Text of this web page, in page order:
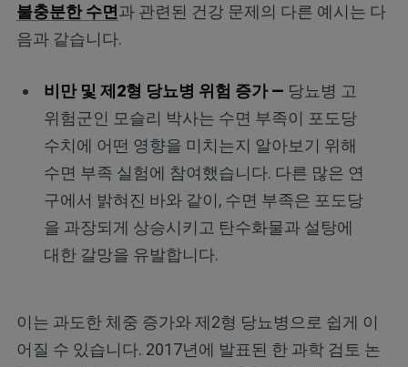
불충분한 수면과 관련된 건강 문제의 다른 예시는 다
음과 같습니다.
비만 및 제2형 당뇨병 위험 증가 — 당뇨병 고
위험군인 모슬리 박사는 수면 부족이 포도당
수치에 어떤 영향을 미치는지 알아보기 위해
수면 부족 실험에 참여했습니다. 다른 많은 연
구에서 밝혀진 바와 같이, 수면 부족은 포도당
을 과장되게 상승시키고 탄수화물과 설탕에
대한 갈망을 유발합니다.
이는 과도한 체중 증가와 제2형 당뇨병으로 쉽게 이
어질 수 있습니다. 2017년에 발표된 한 과학 검토 논